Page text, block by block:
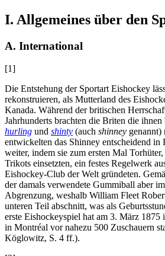
I. Allgemeines über den
A. International
[1]
Die Entstehung der Sportart Eishockey
rekonstruieren, als Mutterland des
Kanada. Während der britischen
Jahrhunderts brachten die Briten die ihnen
hurling und shinty (auch shinney genannt)
entwickelten das Shinney entscheidend
weiter, indem sie zum ersten Mal
Trikots einsetzten, ein festes Regelwerk
Eishockey-Club der Welt gründeten.
der damals verwendete Gummiball aber
Abgrenzung, weshalb William Fleet
unteren Teil abschnitt, was als
erste Eishockeyspiel hat am 3. März
in Montréal vor nahezu 500 Zuschauern
Köglowitz, S. 4 ff.).